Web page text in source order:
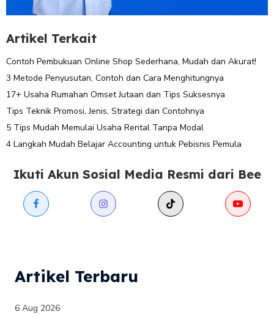
Artikel Terkait
Contoh Pembukuan Online Shop Sederhana, Mudah dan Akurat!
3 Metode Penyusutan, Contoh dan Cara Menghitungnya
17+ Usaha Rumahan Omset Jutaan dan Tips Suksesnya
Tips Teknik Promosi, Jenis, Strategi dan Contohnya
5 Tips Mudah Memulai Usaha Rental Tanpa Modal
4 Langkah Mudah Belajar Accounting untuk Pebisnis Pemula
Ikuti Akun Sosial Media Resmi dari Bee
Artikel Terbaru
6 Aug 2026